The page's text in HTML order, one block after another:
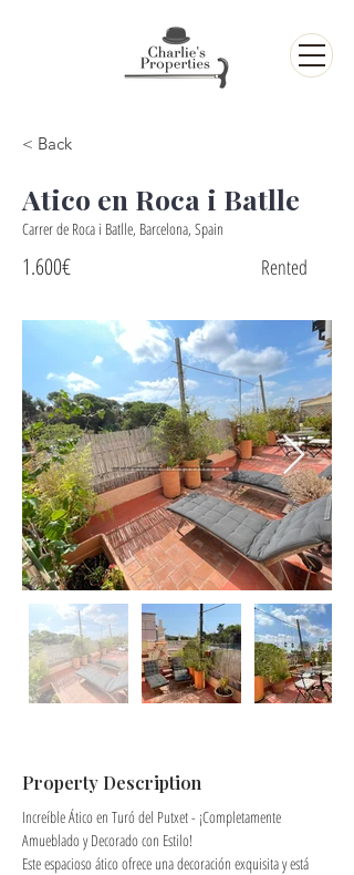
< Back
Atico en Roca i Batlle
Carrer de Roca i Batlle, Barcelona, Spain
1.600€ Rented
Property Description
Increíble Ático en Turó del Putxet - ¡Completamente
Amueblado y Decorado con Estilo!
Este espacioso ático ofrece una decoración exquisita y está